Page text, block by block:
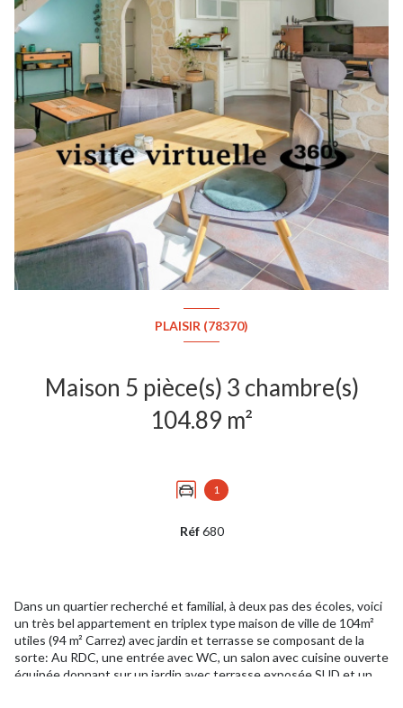
PLAISIR (78370)
Maison 5 pièce(s) 3 chambre(s)
104.89 m²
1
Réf680
Dans un quartier recherché et familial, à deux pas des écoles, voici
un très bel appartement en triplex type maison de ville de 104m²
utiles (94 m² Carrez) avec jardin et terrasse se composant de la
sorte: Au RDC, une entrée avec WC, un salon avec cuisine ouverte
équipée donnant sur un jardin avec terrasse exposée SUD et un